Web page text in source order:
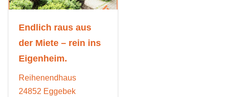
Endlich raus aus
der Miete – rein ins
Eigenheim.
Reihenendhaus
24852 Eggebek